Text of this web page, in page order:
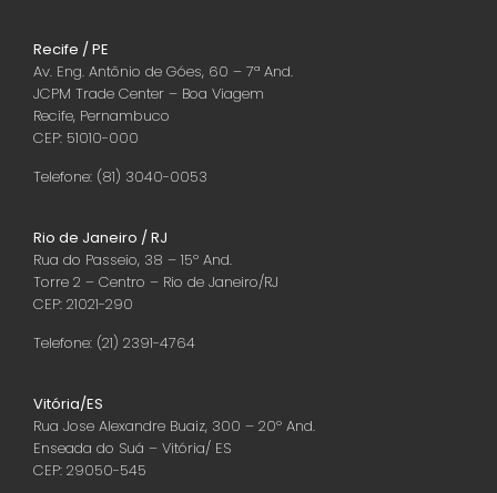
Recife / PE
Av. Eng. Antônio de Góes, 60 – 7ª And.
JCPM Trade Center – Boa Viagem
Recife, Pernambuco
CEP: 51010-000
Telefone: (81) 3040-0053
Rio de Janeiro / RJ
Rua do Passeio, 38 – 15º And.
Torre 2 – Centro – Rio de Janeiro/RJ
CEP: 21021-290
Telefone: (21) 2391-4764
Vitória/ES
Rua Jose Alexandre Buaiz, 300 – 20º And.
Enseada do Suá – Vitória/ ES
CEP: 29050-545